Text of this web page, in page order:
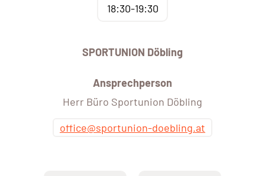
18:30-19:30
SPORTUNION Döbling
Ansprechperson
Herr Büro Sportunion Döbling
office@sportunion-doebling.at